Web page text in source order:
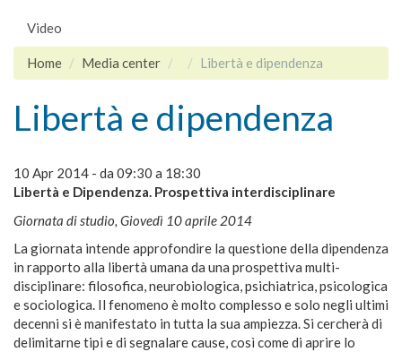
Video
Home Media center Libertà e dipendenza
Libertà e dipendenza
10 Apr 2014 - da 09:30 a 18:30
Libertà e Dipendenza. Prospettiva interdisciplinare
Giornata di studio, Giovedì 10 aprile 2014
La giornata intende approfondire la questione della dipendenza
in rapporto alla libertà umana da una prospettiva multi-
disciplinare: filosofica, neurobiologica, psichiatrica, psicologica
e sociologica. Il fenomeno è molto complesso e solo negli ultimi
decenni si è manifestato in tutta la sua ampiezza. Si cercherà di
delimitarne tipi e di segnalare cause, così come di aprire lo